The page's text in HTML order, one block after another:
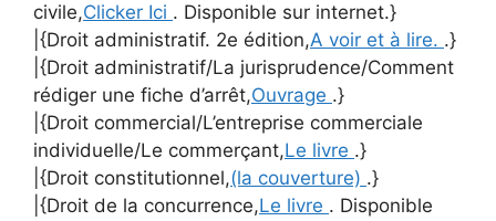
civile,Clicker Ici . Disponible sur internet.}
|{Droit administratif. 2e édition,A voir et à lire. .}
|{Droit administratif/La jurisprudence/Comment
rédiger une fiche d’arrêt,Ouvrage .}
|{Droit commercial/L’entreprise commerciale
individuelle/Le commerçant,Le livre .}
|{Droit constitutionnel,(la couverture) .}
|{Droit de la concurrence,Le livre . Disponible